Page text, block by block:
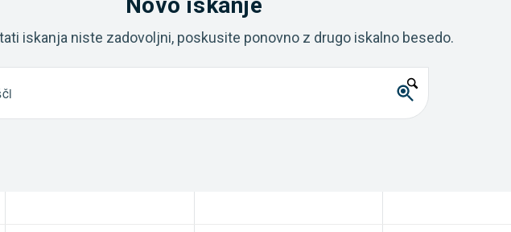
iskanja niste zadovoljni, poskusite ponovno z drugo iskalno besedo.